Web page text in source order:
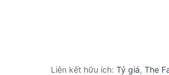
Liên kết hữu ích: Tỷ giá, The